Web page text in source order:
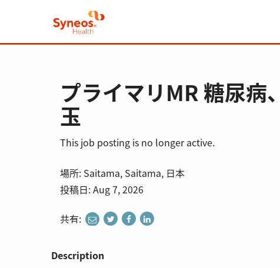
プライマリMR 糖尿病
玉
This job posting is no longer active.
場所: Saitama, Saitama, 日本
投稿日: Aug 7, 2026
共有: share
mail
shareshareshare
Description